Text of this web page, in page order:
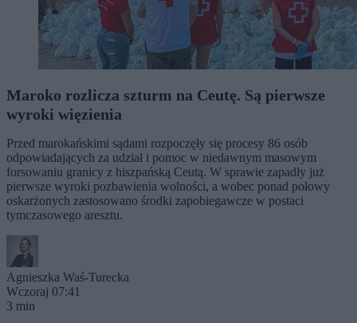
Maroko rozlicza szturm na Ceutę. Są pierwsze
wyroki więzienia
Przed marokańskimi sądami rozpoczęły się procesy 86 osób
odpowiadających za udział i pomoc w niedawnym masowym
forsowaniu granicy z hiszpańską Ceutą. W sprawie zapadły już
pierwsze wyroki pozbawienia wolności, a wobec ponad połowy
oskarżonych zastosowano środki zapobiegawcze w postaci
tymczasowego aresztu.
Agnieszka Waś-Turecka
Wczoraj 07:41
3 min